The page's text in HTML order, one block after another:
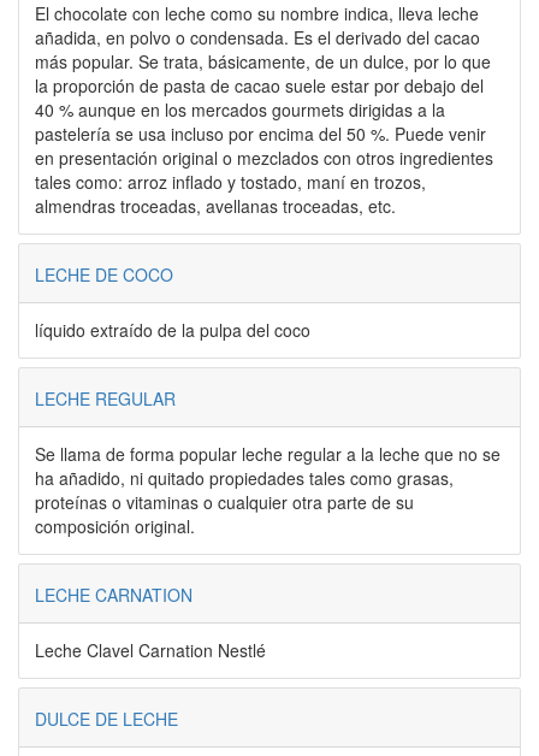
El chocolate con leche como su nombre indica, lleva leche
añadida, en polvo o condensada. Es el derivado del cacao
más popular. Se trata, básicamente, de un dulce, por lo que
la proporción de pasta de cacao suele estar por debajo del
40 % aunque en los mercados gourmets dirigidas a la
pastelería se usa incluso por encima del 50 %. Puede venir
en presentación original o mezclados con otros ingredientes
tales como: arroz inflado y tostado, maní en trozos,
almendras troceadas, avellanas troceadas, etc.
LECHE DE COCO
líquido extraído de la pulpa del coco
LECHE REGULAR
Se llama de forma popular leche regular a la leche que no se
ha añadido, ni quitado propiedades tales como grasas,
proteínas o vitaminas o cualquier otra parte de su
composición original.
LECHE CARNATION
Leche Clavel Carnation Nestlé
DULCE DE LECHE